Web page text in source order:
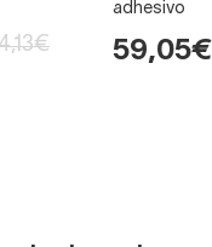
adhesivo
59,05€